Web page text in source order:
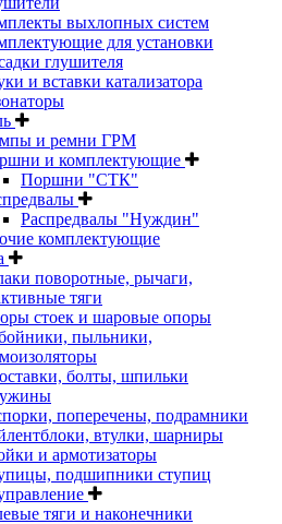
выхлопных систем
для установки
глушителя
и вставки катализатора
и ремни ГРМ
и комплектующие
Поршни "СТК"
Распредвалы "Нуждин"
комплектующие
поворотные, рычаги,
тяги
стоек и шаровые опоры
пыльники,
болты, шпильки
поперечены, подрамники
втулки, шарниры
и армотизаторы
подшипники ступиц
тяги и наконечники